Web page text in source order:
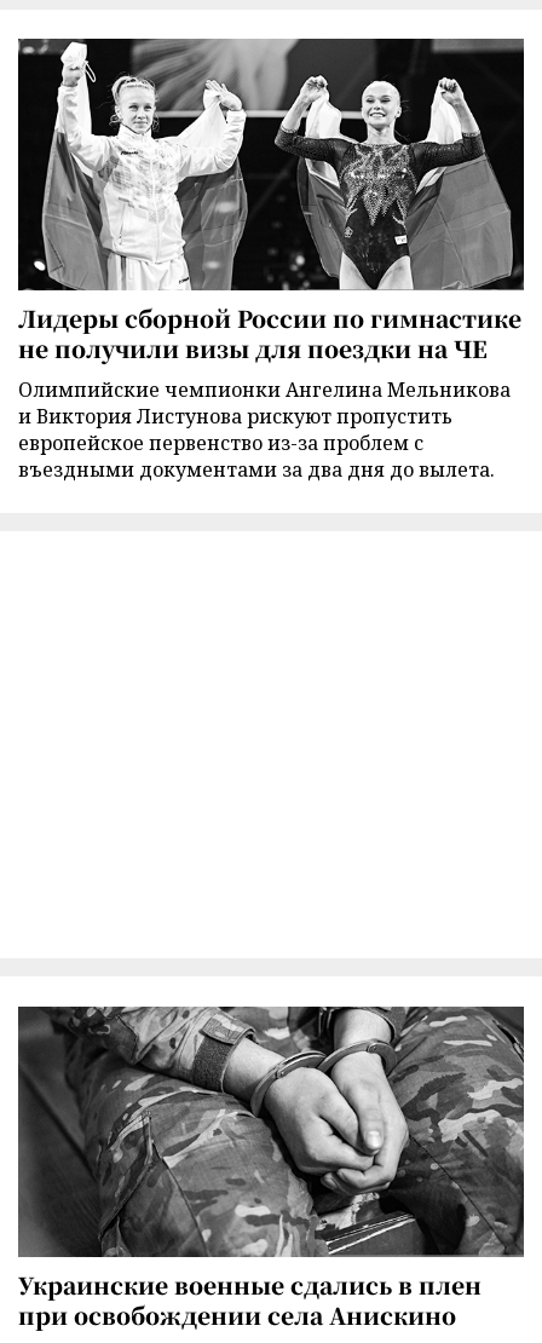
Лидеры сборной России по гимнастике
не получили визы для поездки на ЧЕ
Олимпийские чемпионки Ангелина Мельникова
и Виктория Листунова рискуют пропустить
европейское первенство из-за проблем с
въездными документами за два дня до вылета.
Украинские военные сдались в плен
при освобождении села Анискино